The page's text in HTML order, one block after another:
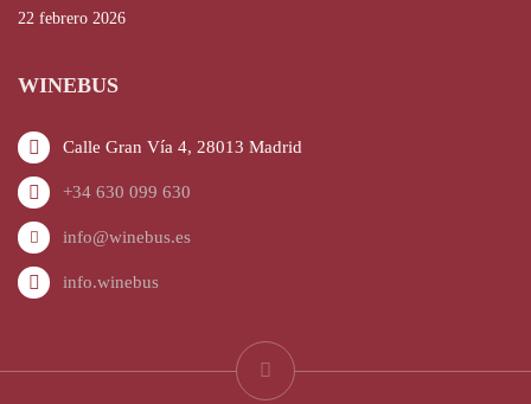
22 febrero 2026
WINEBUS
Calle Gran Vía 4, 28013 Madrid
+34 630 099 630
info@winebus.es
info.winebus